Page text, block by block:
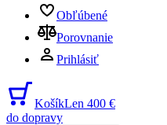
Obľúbené
Porovnanie
Prihlásiť
KošíkLen 400 €
do dopravy